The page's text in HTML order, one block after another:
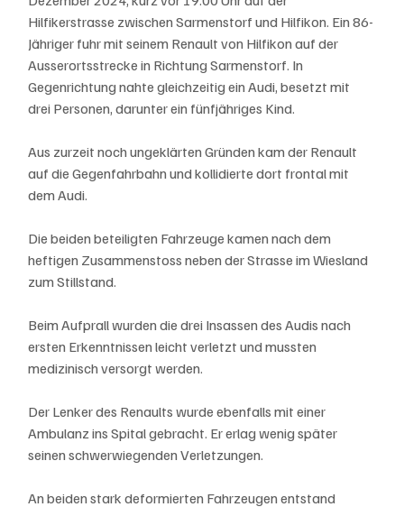
Hilfikerstrasse zwischen Sarmenstorf und Hilfikon. Ein 86-
Jähriger fuhr mit seinem Renault von Hilfikon auf der
Ausserortsstrecke in Richtung Sarmenstorf. In
Gegenrichtung nahte gleichzeitig ein Audi, besetzt mit
drei Personen, darunter ein fünfjähriges Kind.
Aus zurzeit noch ungeklärten Gründen kam der Renault
auf die Gegenfahrbahn und kollidierte dort frontal mit
dem Audi.
Die beiden beteiligten Fahrzeuge kamen nach dem
heftigen Zusammenstoss neben der Strasse im Wiesland
zum Stillstand.
Beim Aufprall wurden die drei Insassen des Audis nach
ersten Erkenntnissen leicht verletzt und mussten
medizinisch versorgt werden.
Der Lenker des Renaults wurde ebenfalls mit einer
Ambulanz ins Spital gebracht. Er erlag wenig später
seinen schwerwiegenden Verletzungen.
An beiden stark deformierten Fahrzeugen entstand